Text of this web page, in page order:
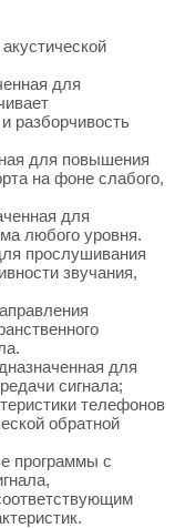
для
разборчивость
для повышения
на фоне слабого,
для
любого уровня.
прослушивания
звучания,
для
сигнала;
телефонов
обратной
программы с